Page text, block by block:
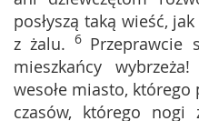
posłyszą taką wieść,
z żalu. 6 Przeprawcie
mieszkańcy wybrzeża!
wesołe miasto,
czasów, którego nogi